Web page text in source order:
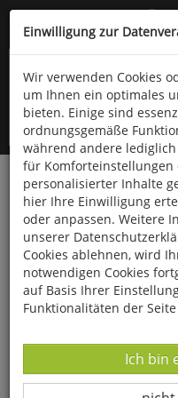
Kompletten Head der
oder
Startseite Bücher
Die
Einwilligung zur
Wir verwenden Cookies
um Ihnen ein optimales
bieten. Einige sind
ordnungsgemäße
während andere
für Komforteinstellungen
personalisierter Inhalte
hier Ihre Einwilligung
oder anpassen. Weitere
unserer
Cookies ablehnen, wird
notwendigen Cookies
auf Basis Ihrer
Funktionalitäten der
Ich bin